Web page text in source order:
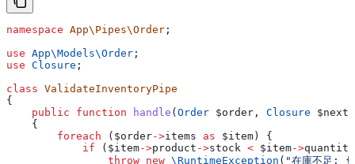
namespace App\Pipes\Order ;
use App\Models\Order ;
use Closure ;
class ValidateInventoryPipe
{
    public
function handle ( Order $order , Closure $next
    {
        foreach
( $order->items as $item ) {
            if
( $item->product ->stock < $item->quantity
                throw
new \RuntimeException ( "在庫不足: {